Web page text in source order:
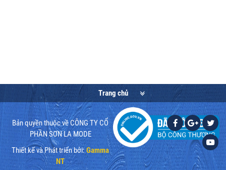
Trang chủ
Giới thiệu
Tuyển dụng
Tư vấn khách hàng
Chính sách
Bản quyền thuộc về CÔNG TY CỔ
PHẦN SƠN LA MODE
Thiết kế và Phát triển bởi:Gamma
NT